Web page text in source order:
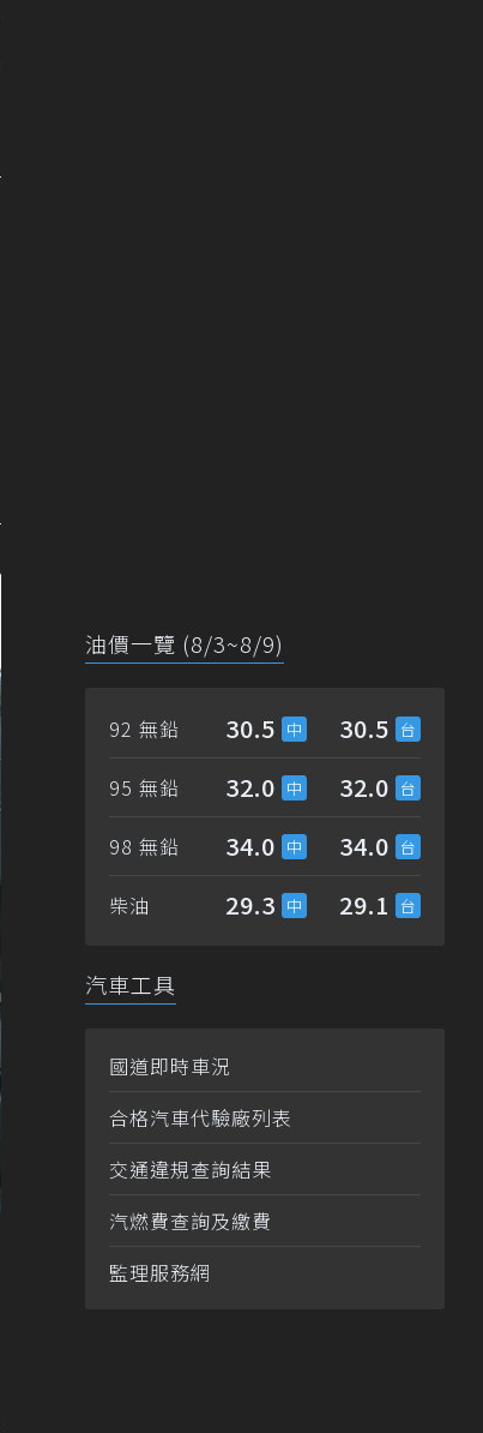
油價一覽 (8/3~8/9)
92 無鉛 30.5 30.5
95 無鉛 32.0 32.0
98 無鉛 34.0 34.0
柴油 29.3 29.1
汽車工具
國道即時車況
合格汽車代驗廠列表
交通違規查詢結果
汽燃費查詢及繳費
監理服務網